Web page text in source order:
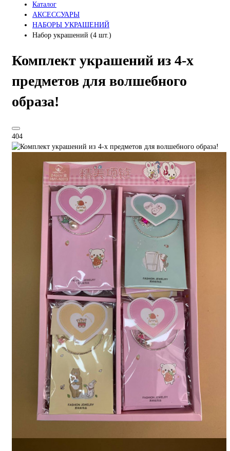
Каталог
АКСЕССУАРЫ
НАБОРЫ УКРАШЕНИЙ
Набор украшений (4 шт.)
Комплект украшений из 4-х
предметов для волшебного
образа!
404